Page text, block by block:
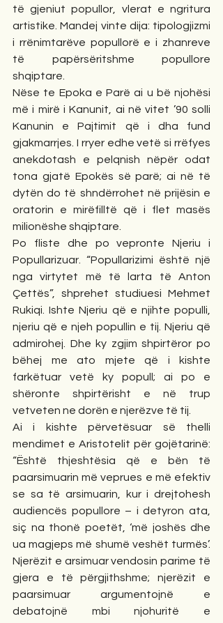
të gjeniut popullor, vlerat e ngritura
artistike. Mandej vinte dija: tipologjizmi
i rrënimtarëve popullorë e i zhanreve
të papërsëritshme popullore
shqiptare.
Nëse te Epoka e Parë ai u bë njohësi
më i mirë i Kanunit, ai në vitet ’90 solli
Kanunin e Pajtimit që i dha fund
gjakmarrjes. I rryer edhe vetë si rrëfyes
anekdotash e pelqnish nëpër odat
tona gjatë Epokës së parë; ai në të
dytën do të shndërrohet në prijësin e
oratorin e mirëfilltë që i flet masës
milionëshe shqiptare.
Po fliste dhe po vepronte Njeriu i
Popullarizuar. “Popullarizimi është një
nga virtytet më të larta të Anton
Çettës”, shprehet studiuesi Mehmet
Rukiqi. Ishte Njeriu që e njihte populli,
njeriu që e njeh popullin e tij. Njeriu që
admirohej. Dhe ky zgjim shpirtëror po
bëhej me ato mjete që i kishte
farkëtuar vetë ky popull; ai po e
shëronte shpirtërisht e në trup
vetveten ne dorën e njerëzve të tij.
Ai i kishte përvetësuar së thelli
mendimet e Aristotelit për gojëtarinë:
“Është thjeshtësia që e bën të
paarsimuarin më veprues e më efektiv
se sa të arsimuarin, kur i drejtohesh
audiencës popullore – i detyron ata,
siç na thonë poetët, ‘më joshës dhe
ua magjeps më shumë veshët turmës’.
Njerëzit e arsimuar vendosin parime të
gjera e të përgjithshme; njerëzit e
paarsimuar argumentojnë e
debatojnë mbi njohuritë e